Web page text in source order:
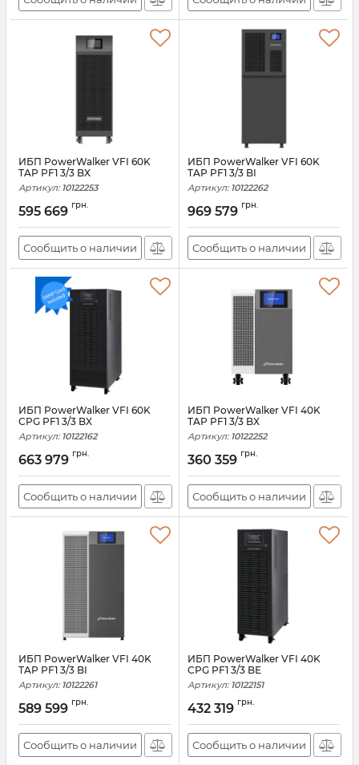
ИБП PowerWalker VFI 60K
TAP PF1 3/3 BX
Артикул: 10122253
595 669 грн.
Сообщить о наличии
ИБП PowerWalker VFI 60K
TAP PF1 3/3 BI
Артикул: 10122262
969 579 грн.
Сообщить о наличии
ИБП PowerWalker VFI 60K
CPG PF1 3/3 BX
Артикул: 10122162
663 979 грн.
Сообщить о наличии
ИБП PowerWalker VFI 40K
TAP PF1 3/3 BX
Артикул: 10122252
360 359 грн.
Сообщить о наличии
ИБП PowerWalker VFI 40K
TAP PF1 3/3 BI
Артикул: 10122261
589 599 грн.
Сообщить о наличии
ИБП PowerWalker VFI 40K
CPG PF1 3/3 BE
Артикул: 10122151
432 319 грн.
Сообщить о наличии